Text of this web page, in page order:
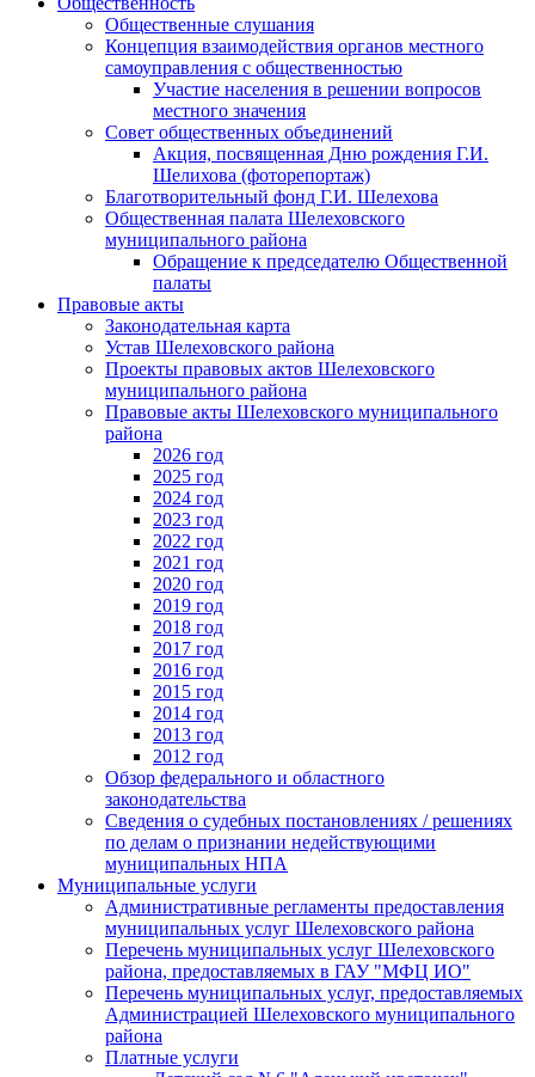
Общественные слушания
Концепция взаимодействия органов местного
самоуправления с общественностью
Участие населения в решении вопросов
местного значения
Совет общественных объединений
Акция, посвященная Дню рождения Г.И.
Шелихова (фоторепортаж)
Благотворительный фонд Г.И. Шелехова
Общественная палата Шелеховского
муниципального района
Обращение к председателю Общественной
палаты
Правовые акты
Законодательная карта
Устав Шелеховского района
Проекты правовых актов Шелеховского
муниципального района
Правовые акты Шелеховского муниципального
района
2026 год
2025 год
2024 год
2023 год
2022 год
2021 год
2020 год
2019 год
2018 год
2017 год
2016 год
2015 год
2014 год
2013 год
2012 год
Обзор федерального и областного
законодательства
Сведения о судебных постановлениях / решениях
по делам о признании недействующими
муниципальных НПА
Муниципальные услуги
Административные регламенты предоставления
муниципальных услуг Шелеховского района
Перечень муниципальных услуг Шелеховского
района, предоставляемых в ГАУ "МФЦ ИО"
Перечень муниципальных услуг, предоставляемых
Администрацией Шелеховского муниципального
района
Платные услуги